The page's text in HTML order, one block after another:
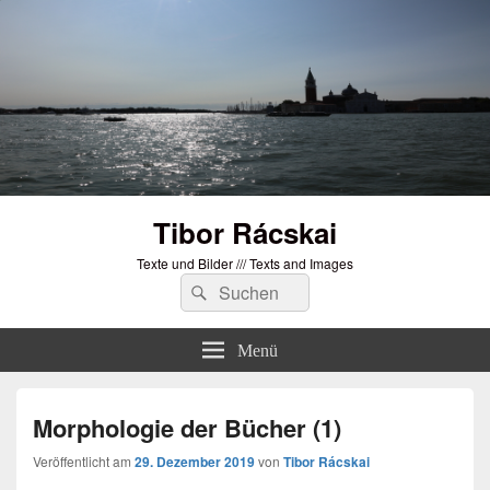
Tibor Rácskai
Texte und Bilder /// Texts and Images
Suchen
nach:
Suchen
Menü
Morphologie der Bücher (1)
Veröffentlicht am 29. Dezember 2019von Tibor Rácskai